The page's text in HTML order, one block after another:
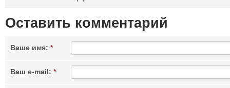
Оставить комментарий
Ваше имя: *
Ваш e-mail: *